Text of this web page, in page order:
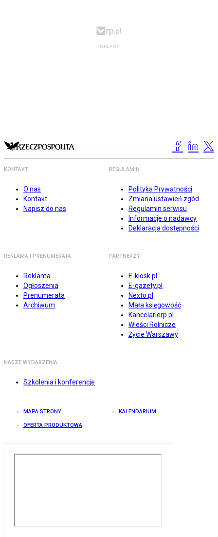
KONTAKT
O nas
Kontakt
Napisz do nas
REGULAMIN
Polityka Prywatności
Zmiana ustawień zgód
Regulamin serwisu
Informacje o nadawcy
Deklaracja dostępności
REKLAMA I PRENUMERATA
Reklama
Ogłoszenia
Prenumerata
Archiwum
PARTNERZY
E-kiosk.pl
E-gazety.pl
Nexto.pl
Mała księgowość
Kancelarierp.pl
Wieści Rolnicze
Życie Warszawy
NASZE WYDARZENIA
Szkolenia i konferencje
MAPA STRONY KALENDARIUM
OFERTA PRODUKTOWA